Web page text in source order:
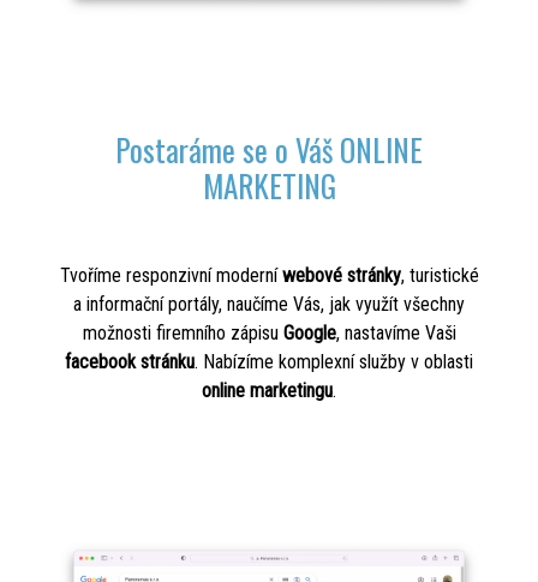
Postaráme se o Váš ONLINE
MARKETING
Tvoříme responzivní moderníwebové stránky, turistické
a informační portály, naučíme Vás, jak využít všechny
možnosti firemního zápisu Google, nastavíme Vaši
facebook stránku. Nabízíme komplexní služby v oblasti
online marketingu.